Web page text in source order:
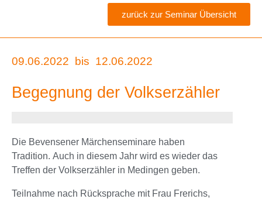
zurück zur Seminar Übersicht
09.06.2022 bis 12.06.2022
Begegnung der Volkserzähler
Die Bevensener Märchenseminare haben
Tradition. Auch in diesem Jahr wird es wieder das
Treffen der Volkserzähler in Medingen geben.
Teilnahme nach Rücksprache mit Frau Frerichs,